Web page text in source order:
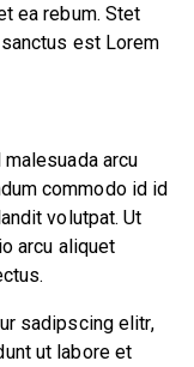
ea rebum. Stet
est Lorem
arcu
commodo id id
volutpat. Ut
arcu aliquet
sadipscing elitr,
ut labore et